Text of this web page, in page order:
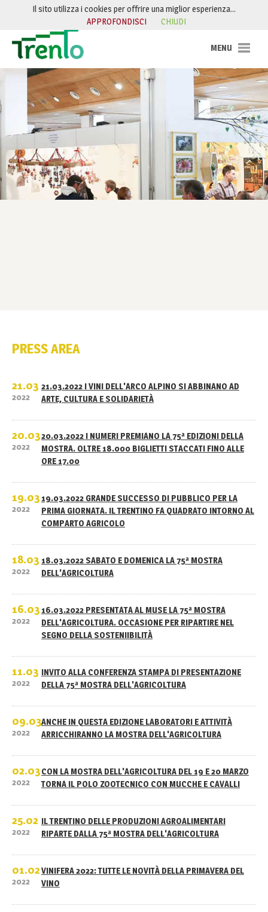
Salta al contenuto
PRESS AREA
21.03
2022
21.03.2022 I VINI DELL'ARCO ALPINO SI ABBINANO AD
ARTE, CULTURA E SOLIDARIETÀ
20.03
2022
20.03.2022 I NUMERI PREMIANO LA 75ª EDIZIONI DELLA
MOSTRA. OLTRE 18.000 BIGLIETTI STACCATI FINO ALLE
ORE 17.00
19.03
2022
19.03.2022 GRANDE SUCCESSO DI PUBBLICO PER LA
PRIMA GIORNATA. IL TRENTINO FA QUADRATO INTORNO AL
COMPARTO AGRICOLO
18.03
2022
18.03.2022 SABATO E DOMENICA LA 75ª MOSTRA
DELL'AGRICOLTURA
16.03
2022
16.03.2022 PRESENTATA AL MUSE LA 75ª MOSTRA
DELL'AGRICOLTURA. OCCASIONE PER RIPARTIRE NEL
SEGNO DELLA SOSTENIIBILITÀ
11.03
2022
INVITO ALLA CONFERENZA STAMPA DI PRESENTAZIONE
DELLA 75ª MOSTRA DELL'AGRICOLTURA
09.03
2022
ANCHE IN QUESTA EDIZIONE LABORATORI E ATTIVITÀ
ARRICCHIRANNO LA MOSTRA DELL'AGRICOLTURA
02.03
2022
CON LA MOSTRA DELL'AGRICOLTURA DEL 19 E 20 MARZO
TORNA IL POLO ZOOTECNICO CON MUCCHE E CAVALLI
25.02
2022
IL TRENTINO DELLE PRODUZIONI AGROALIMENTARI
RIPARTE DALLA 75ª MOSTRA DELL'AGRICOLTURA
01.02
2022
VINIFERA 2022: TUTTE LE NOVITÀ DELLA PRIMAVERA DEL
VINO
Il sito utilizza i cookies per offrire una miglior esperienza…
APPROFONDISCI
CHIUDI